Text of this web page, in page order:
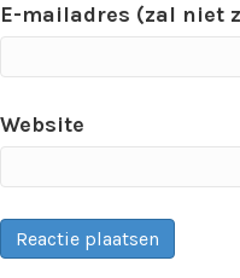
E-mailadres (zal niet
Website